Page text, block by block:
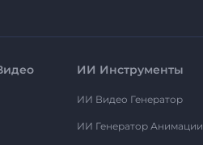
ИИ Инструменты
ИИ Видео Генератор
ИИ Генератор Анимации